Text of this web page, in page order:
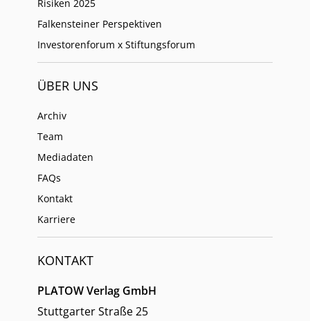
Risiken 2025
Falkensteiner Perspektiven
Investorenforum x Stiftungsforum
ÜBER UNS
Archiv
Team
Mediadaten
FAQs
Kontakt
Karriere
KONTAKT
PLATOW Verlag GmbH
Stuttgarter Straße 25